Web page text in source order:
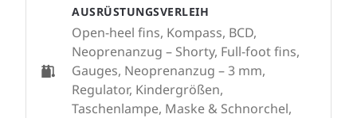
AUSRÜSTUNGSVERLEIH
Open-heel fins, Kompass, BCD,
Neoprenanzug – Shorty, Full-foot fins,
Gauges, Neoprenanzug – 3 mm,
Regulator, Kindergrößen,
Taschenlampe, Maske & Schnorchel,